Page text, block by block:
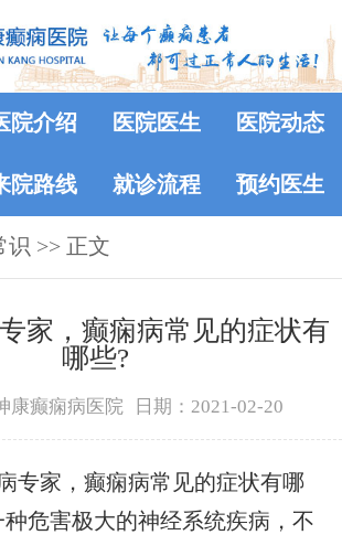
院介绍 医院医生 医院动态
院路线 就诊流程 预约医生
识 >> 正文
家，癫痫病常见的症状有
哪些?
康癫痫病医院 日期：2021-02-20
家，癫痫病常见的症状有哪
危害极大的神经系统疾病，不